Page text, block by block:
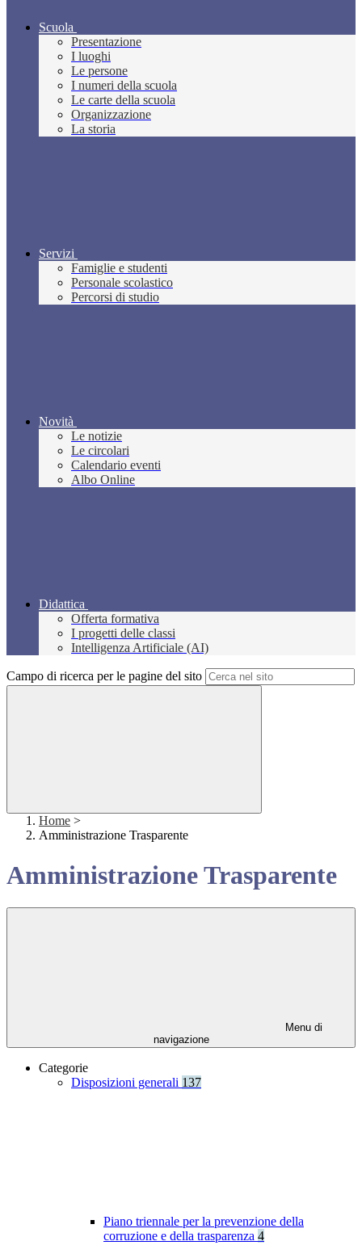
Scuola
Presentazione
I luoghi
Le persone
I numeri della scuola
Le carte della scuola
Organizzazione
La storia
Servizi
Famiglie e studenti
Personale scolastico
Percorsi di studio
Novità
Le notizie
Le circolari
Calendario eventi
Albo Online
Didattica
Offerta formativa
I progetti delle classi
Intelligenza Artificiale (AI)
Campo di ricerca per le pagine del sito
Home >
Amministrazione Trasparente
Amministrazione Trasparente
Menu di
navigazione
Categorie
Disposizioni generali 137
Piano triennale per la prevenzione della
corruzione e della trasparenza 4